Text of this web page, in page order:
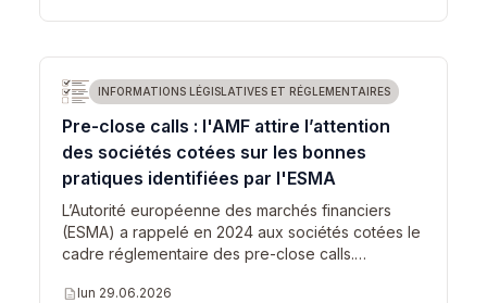
INFORMATIONS LÉGISLATIVES ET RÉGLEMENTAIRES
Pre-close calls : l'AMF attire l’attention
des sociétés cotées sur les bonnes
pratiques identifiées par l'ESMA
L’Autorité européenne des marchés financiers
(ESMA) a rappelé en 2024 aux sociétés cotées le
cadre réglementaire des pre-close calls.…
descriptionlun 29.06.2026